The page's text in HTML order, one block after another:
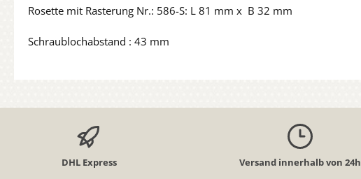
Rosette mit Rasterung Nr.: 586-S: L 81 mm x B 32 mm
Schraublochabstand : 43 mm
DHL Express Versand innerhalb von 24h